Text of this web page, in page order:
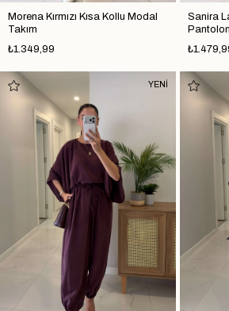
Morena Kırmızı Kısa Kollu Modal
Takım
₺1.349,99
Sanira
YENİ